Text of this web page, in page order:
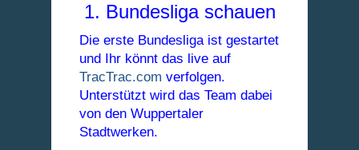
1. Bundesliga schauen
Die erste Bundesliga ist gestartet
und Ihr könnt das live auf
TracTrac.com verfolgen.
Unterstützt wird das Team dabei
von den Wuppertaler
Stadtwerken.